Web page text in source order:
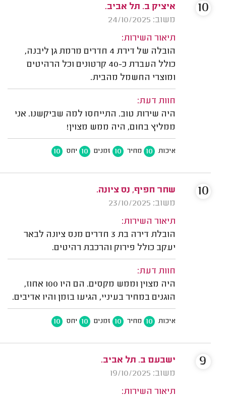
איציק ב. תל אביב.
משוב: 24/10/2025
תיאור השירות:
הובלה של דירת 4 חדרים מרמת גן ליבנה,
כולל העברת כ-40 קרטונים וכל הרהיטים
ומוצרי החשמל מהבית.
חוות דעת:
היה שירות טוב. התייחסו למה שביקשנו. אני
ממליץ בחום, היה ממש מצוין!
איכות 10 מחיר 10 זמנים 10 יחס 10
10
שחר חפיף, נס ציונה.
משוב: 23/10/2025
תיאור השירות:
הובלת דירה בת 3 חדרים מנס ציונה לבאר
יעקב כולל פירוק והרכבת רהיטים.
חוות דעת:
היה מצוין וממש מקסים. הם היו 100 אחוז,
הוגנים במחיר בעיניי, הגיעו בזמן והיו אדיבים.
איכות 10 מחיר 10 זמנים 10 יחס 10
10
ישבעם ב. תל אביב.
משוב: 19/10/2025
תיאור השירות:
9